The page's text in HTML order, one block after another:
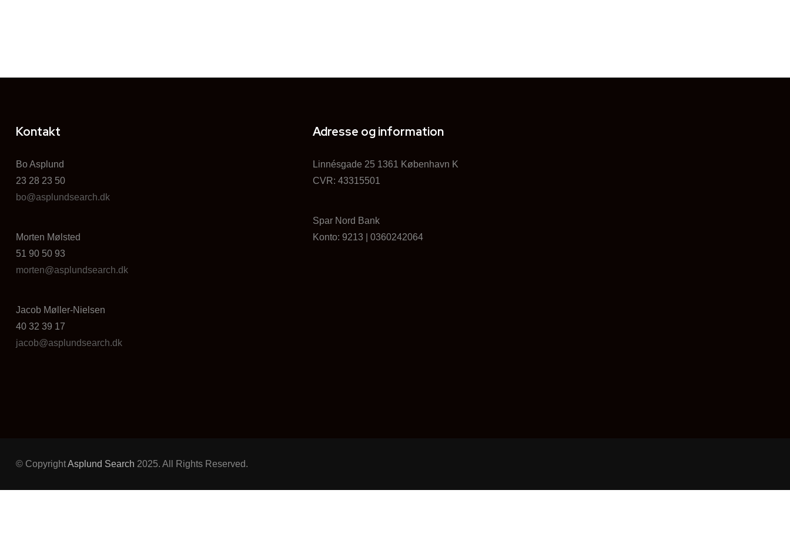
Kontakt
Bo Asplund
23 28 23 50
bo@asplundsearch.dk
Morten Mølsted
51 90 50 93
morten@asplundsearch.dk
Jacob Møller-Nielsen
40 32 39 17
jacob@asplundsearch.dk
Adresse og information
Linnésgade 25 1361 København K
CVR: 43315501
Spar Nord Bank
Konto: 9213 | ‍0360242064
© CopyrightAsplund Search 2025. All Rights Reserved.